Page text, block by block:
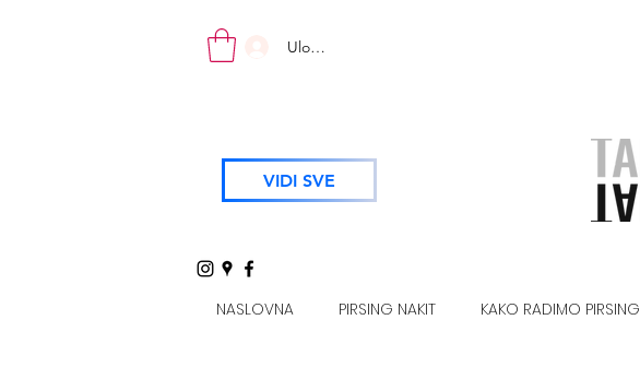
Uloguj se
VIDI SVE
NASLOVNA PIRSING NAKIT KAKO RADIMO PIRSING